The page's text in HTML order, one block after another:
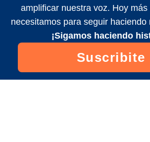
amplificar nuestra voz. Hoy
necesitamos para seguir haciendo
¡Sigamos haciendo
Suscribite